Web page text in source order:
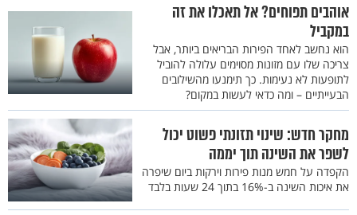
אוהבים תפוחים? אל תאכלו את זה
במקביל
הוא נחשב לאחד הפירות הבריאים ביותר, אבל
צריכה שלו עם מזונות מסוימים עלולה להוביל
לתופעות לא נעימות. כך תימנעו מהשילובים
הבעייתיים – ומה כדאי לעשות במקום?
מחקר חדש: שינוי תזונתי פשוט יכול
לשפר את השינה תוך יממה
הקפדה על חמש מנות פירות וירקות ביום שיפרה
את איכות השינה ב-16% בתוך 24 שעות בלבד